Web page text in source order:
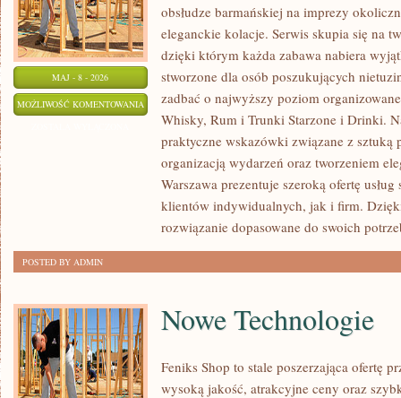
MAJ - 8 - 2026
MOŻLIWOŚĆ KOMENTOWANIA DRINKI
obsłudze barmańskiej na imprezy
eleganckie kolacje. Serwis skupia się na
dzięki którym każda zabawa nabiera
stworzone dla osób poszukujących
zadbać o najwyższy poziom
Whisky, Rum i Trunki Starzone i Drinki.
praktyczne wskazówki związane z
organizacją wydarzeń oraz tworzeniem
Warszawa prezentuje szeroką ofertę
klientów indywidualnych, jak i firm.
rozwiązanie dopasowane do swoich
POSTED BY ADMIN
Nowe Technologie
Feniks Shop to stale poszerzająca ofertę
wysoką jakość, atrakcyjne ceny oraz